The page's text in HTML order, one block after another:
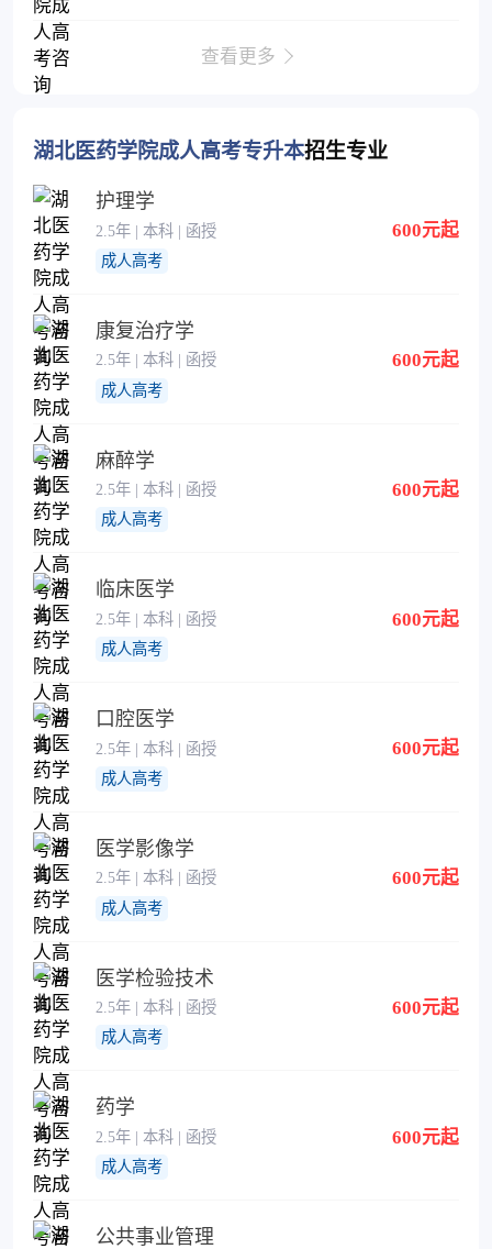
查看更多
湖北医药学院成人高考专升本招生专业
护理学
2.5年 | 本科 | 函授
成人高考
600元起
康复治疗学
2.5年 | 本科 | 函授
成人高考
600元起
麻醉学
2.5年 | 本科 | 函授
成人高考
600元起
临床医学
2.5年 | 本科 | 函授
成人高考
600元起
口腔医学
2.5年 | 本科 | 函授
成人高考
600元起
医学影像学
2.5年 | 本科 | 函授
成人高考
600元起
医学检验技术
2.5年 | 本科 | 函授
成人高考
600元起
药学
2.5年 | 本科 | 函授
成人高考
600元起
公共事业管理